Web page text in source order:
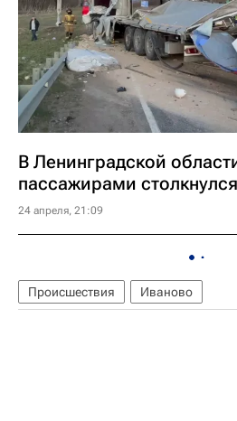
В Ленинградской
пассажирами
24 апреля, 21:09
Происшествия Иваново